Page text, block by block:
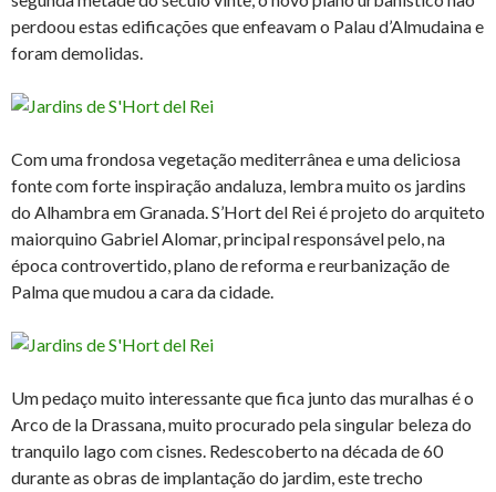
perdoou estas edificações que enfeavam o Palau d’Almudaina e
foram demolidas.
Com uma frondosa vegetação mediterrânea e uma deliciosa
fonte com forte inspiração andaluza, lembra muito os jardins
do Alhambra em Granada. S’Hort del Rei é projeto do arquiteto
maiorquino Gabriel Alomar, principal responsável pelo, na
época controvertido, plano de reforma e reurbanização de
Palma que mudou a cara da cidade.
Um pedaço muito interessante que fica junto das muralhas é o
Arco de la Drassana, muito procurado pela singular beleza do
tranquilo lago com cisnes. Redescoberto na década de 60
durante as obras de implantação do jardim, este trecho